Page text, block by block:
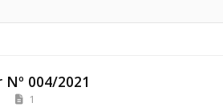
004/2021
1